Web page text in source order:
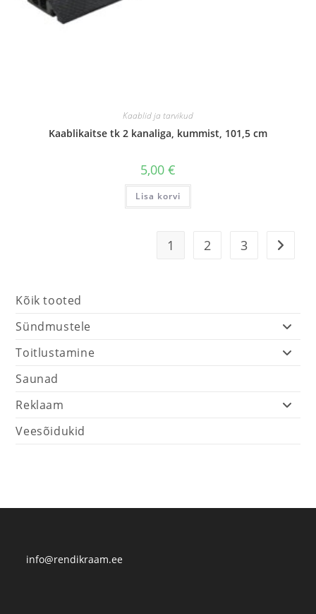
Kaablid ja tarvikud
Kaablikaitse tk 2 kanaliga, kummist, 101,5 cm
5,00 €
Lisa korvi
1 2 3
Kõik tooted
Sündmustele
Toitlustamine
Saunad
Reklaam
Veesõidukid
info@rendikraam.ee